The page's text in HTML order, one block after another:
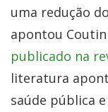
uma redução
apontou
publicado na
literatura
saúde pública